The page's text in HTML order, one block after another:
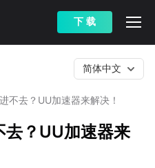
下 载
不去？UU加速器来解决！
简体中文
去？UU加速器来